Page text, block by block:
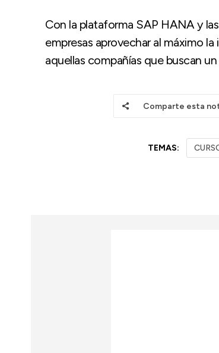
Con la plataforma SAP HANA y
empresas aprovechar al máximo
aquellas compañías que buscan
Comparte esta
TEMAS: